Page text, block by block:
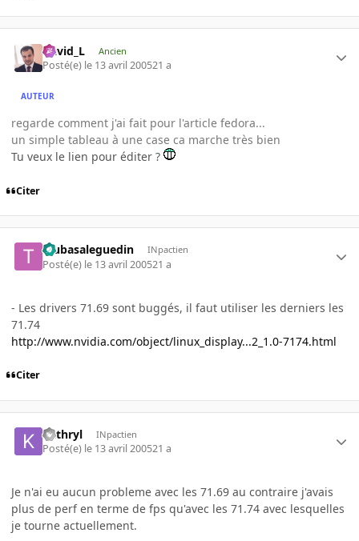
David_L Ancien
Posté(e) le 13 avril 200521 a
AUTEUR
regarde comment j'ai fait pour l'article fedora...
un simple tableau à une case ca marche très bien
Tu veux le lien pour éditer ?
Citer
tsubasaleguedin INpactien
Posté(e) le 13 avril 200521 a
- Les drivers 71.69 sont buggés, il faut utiliser les derniers les
71.74
http://www.nvidia.com/object/linux_display...2_1.0-7174.html
Citer
kathryl INpactien
Posté(e) le 13 avril 200521 a
Je n'ai eu aucun probleme avec les 71.69 au contraire j'avais
plus de perf en terme de fps qu'avec les 71.74 avec lesquelles
je tourne actuellement.